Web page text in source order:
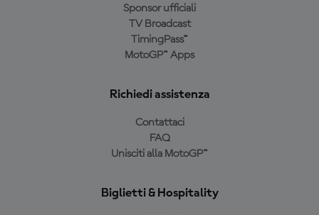
Sponsor ufficiali
TV Broadcast
TimingPass™
MotoGP™ Apps
Richiedi assistenza
Contattaci
FAQ
Unisciti alla MotoGP™
Biglietti & Hospitality